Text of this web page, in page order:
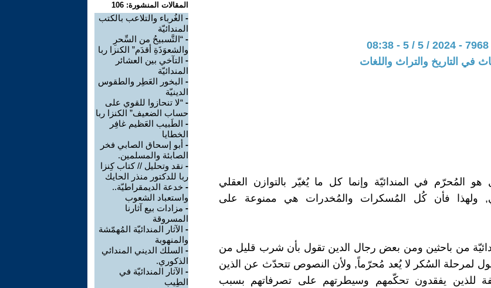
في التاريخ والتراث واللغات
المُحرّم في المندائيّة وإنما كل ما يُغيّر بالتوازن العقلي
ولهذا فأن كُل المُسكرات والمُخدرات هي ممنوعة على
من باحثين ومن بعض رجال الدين تقول بأن شرب قليل من
لمرحلة السُكر لا يُعد مُحرّماً, ولأن النصوص تتحدّث عن الذين
للذين يفقدون تحكّمهم وسيطرتهم على تصرفاتهم بسبب
المقالات المنشورة: 106
- الغُرباء والتلاعب بالكتب
المندائيّة
- “التَّسبيحُ من السِّحرِ
والشعوَذَةِ أقدَم” الكنزا ربا
- التآخي بين العشائر
المندائيّة
- البخور العَطِر والطقوس
الدينيّة
- “لا تنحازوا للقوي على
حساب الضعيف” الكنزا ربا
- الطَبيب العَظيم غافِر
الخطايا
- أبو إسحاق الصابي فخر
الصابئة والمسلمين.
- نقد وتحليل // كتاب كِنزا
ربا للدكتور منذر الحايك
- خدعة الديمقراطيّة..
واستعباد الشعوب
- مزادات بيع آثارنا
المسروقة
- الآثار المندائيّة المُهمّشة
والمنهوبة
- السلك الديني المندائي
الذكوري.
- الآثار المندائيّة في
الطِيب